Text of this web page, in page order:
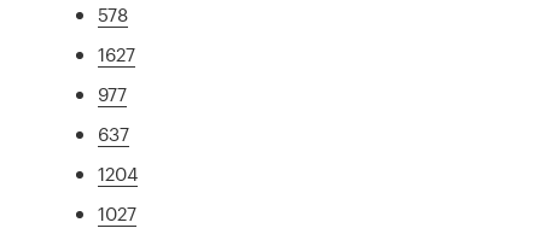
578
1627
977
637
1204
1027